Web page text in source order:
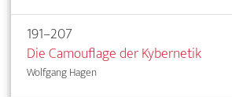
191–207
Die Camouflage der Kybernetik
Wolfgang Hagen